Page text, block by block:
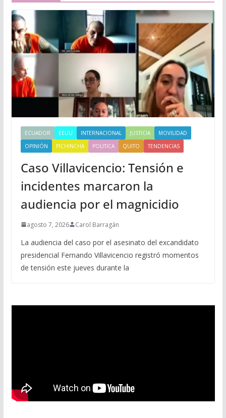
ECUADOR EEUU INTERNACIONAL JUSTICIA
MOVILIDAD
OPINIÓN
PICHINCHA POLITICA QUITO TENDENCIAS
Caso Villavicencio: Tensión e
incidentes marcaron la
audiencia por el magnicidio
agosto 7, 2026 Carol Barragán
La audiencia del caso por el asesinato del excandidato
presidencial Fernando Villavicencio registró momentos
de tensión este jueves durante la